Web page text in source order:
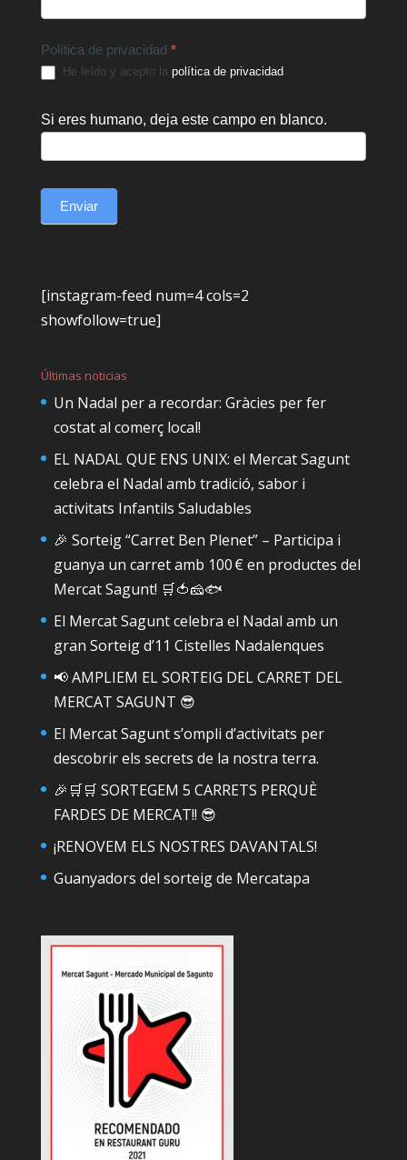
Política de privacidad *
He leído y acepto la política de privacidad.
Si eres humano, deja este campo en blanco.
Enviar
[instagram-feed num=4 cols=2
showfollow=true]
Últimas noticias
Un Nadal per a recordar: Gràcies per fer
costat al comerç local!
EL NADAL QUE ENS UNIX: el Mercat Sagunt
celebra el Nadal amb tradició, sabor i
activitats Infantils Saludables
🎉 Sorteig “Carret Ben Plenet” – Participa i
guanya un carret amb 100 € en productes del
Mercat Sagunt! 🛒🍅🧀🐟
El Mercat Sagunt celebra el Nadal amb un
gran Sorteig d’11 Cistelles Nadalenques
📢 AMPLIEM EL SORTEIG DEL CARRET DEL
MERCAT SAGUNT 😎
El Mercat Sagunt s’ompli d’activitats per
descobrir els secrets de la nostra terra.
🎉🛒🛒 SORTEGEM 5 CARRETS PERQUÈ
FARDES DE MERCAT!! 😎
¡RENOVEM ELS NOSTRES DAVANTALS!
Guanyadors del sorteig de Mercatapa